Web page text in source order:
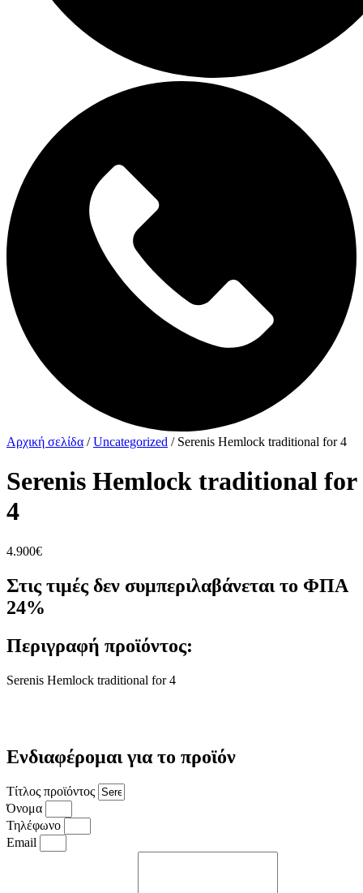
Αρχική σελίδα /Uncategorized / Serenis Hemlock traditional for 4
Serenis Hemlock traditional for
4
4.900€
Στις τιμές δεν συμπεριλαβάνεται το ΦΠΑ
24%
Περιγραφή προϊόντος:
Serenis Hemlock traditional for 4
Ενδιαφέρομαι για το προϊόν
Τίτλος προϊόντος
Όνομα
Τηλέφωνο
Email